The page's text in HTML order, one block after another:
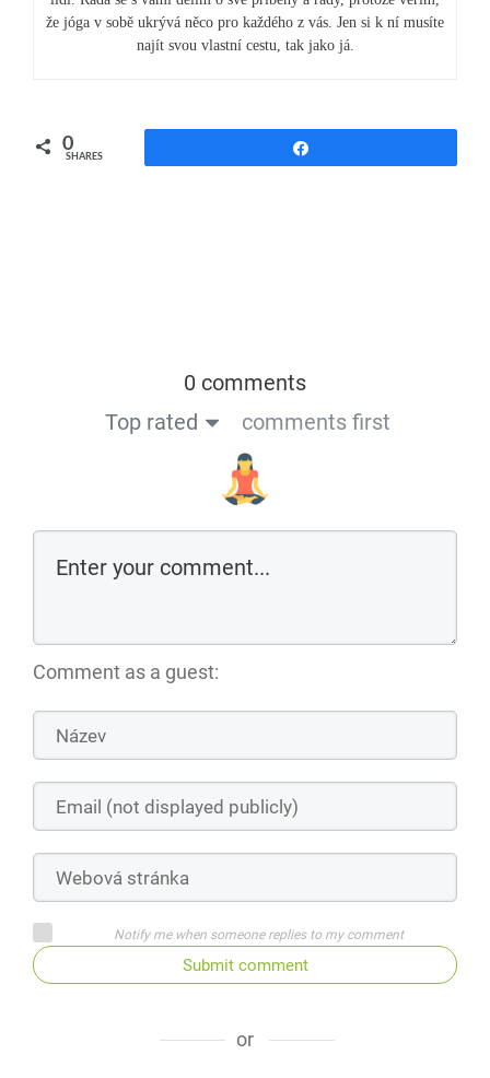
že jóga v sobě ukrývá něco pro každého z vás. Jen si k ní musíte
najít svou vlastní cestu, tak jako já.
0
SHARES
0 comments
Top rated
comments first
Comment as a guest:
Notify me when someone replies to my comment
Submit comment
or